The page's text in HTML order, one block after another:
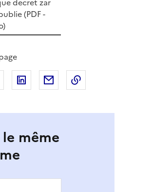
decret zar
(PDF-
sur Facebook
Partager sur XPartager sur LinkedIn
Partager par email
même